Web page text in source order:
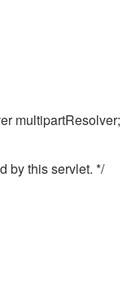
multipartResolver;
by this servlet. */